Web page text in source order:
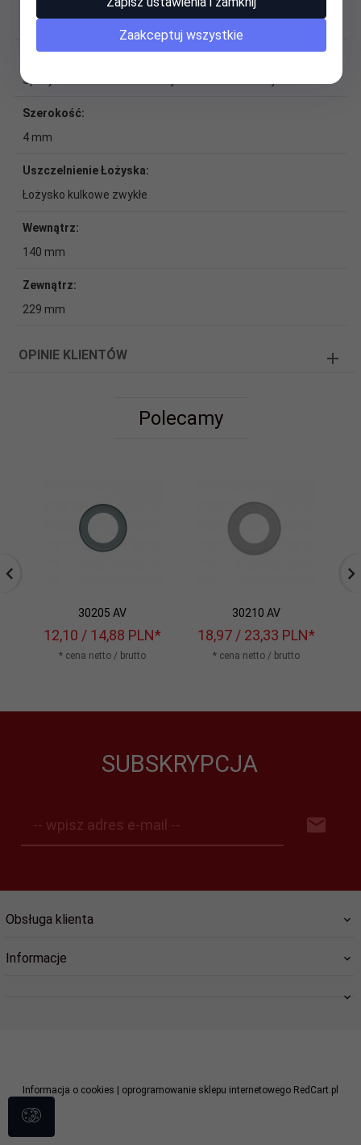
0,02 kg
Materiał:
Specjalna taśma stalowa ocynkowana elektrolitycznie
Szerokość:
4 mm
Uszczelnienie Łożyska:
Łożysko kulkowe zwykłe
Wewnątrz:
140 mm
Zewnątrz:
229 mm
OPINIE KLIENTÓW
Polecamy
30205 AV
12,10 / 14,88 PLN*
* cena netto / brutto
30210 AV
18,97 / 23,33 PLN*
* cena netto / brutto
SUBSKRYPCJA
-- wpisz adres e-mail --
Obsługa klienta
Informacje
Informacja o cookies oprogramowanie sklepu internetowego RedCart.pl
Zaakceptuj wszystkie